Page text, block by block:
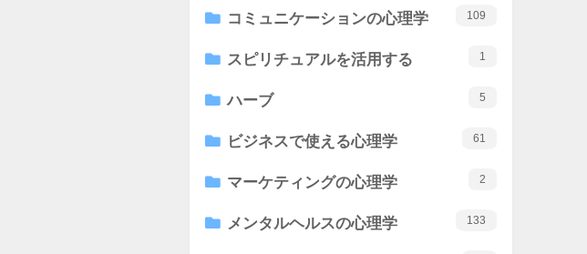
コミュニケーションの心理学 109
スピリチュアルを活用する 1
ハーブ 5
ビジネスで使える心理学 61
マーケティングの心理学 2
メンタルヘルスの心理学 133